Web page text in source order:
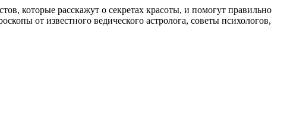
которые расскажут о секретах красоты, и помогут правильно
от известного ведического астролога, советы психологов,